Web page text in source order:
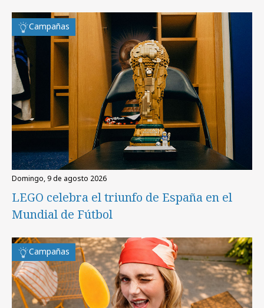
Campañas
domingo, 9 de agosto 2026
LEGO celebra el triunfo de España en el
Mundial de Fútbol
Campañas